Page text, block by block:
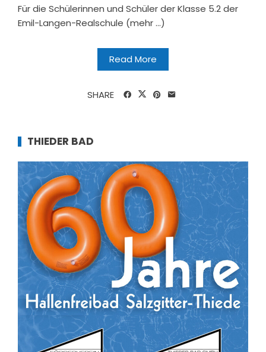
Für die Schülerinnen und Schüler der Klasse 5.2 der
Emil-Langen-Realschule (mehr …)
Read More
SHARE
THIEDER BAD